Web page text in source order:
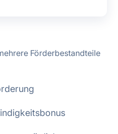
Förderbestandteile